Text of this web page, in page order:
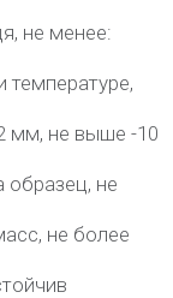
не менее:
температуре,
мм, не выше -10
образец, не
не более